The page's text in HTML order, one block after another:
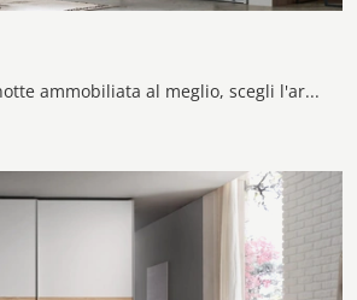
Se vuoi una zona notte ammobiliata al meglio, scegli l'armadio Next con ante scorrevoli di Maronese!